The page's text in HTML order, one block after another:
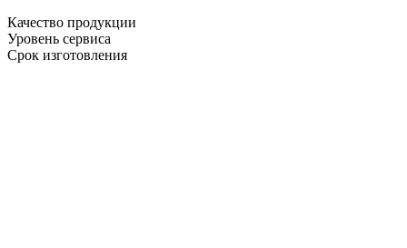
Качество продукции
Уровень сервиса
Срок изготовления